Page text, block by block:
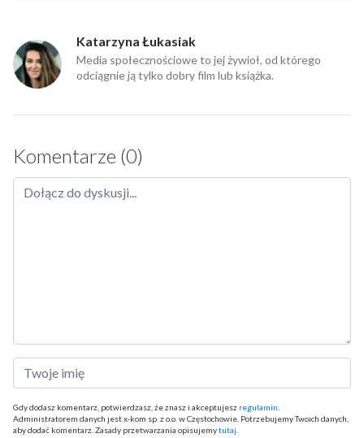
Katarzyna Łukasiak
Media społecznościowe to jej żywioł, od którego
odciągnie ją tylko dobry film lub książka.
Komentarze (0)
Gdy dodasz komentarz, potwierdzasz, że znasz i akceptujesz regulamin
Administratorem danych jest x-kom sp. z o.o. w Częstochowie. Potrzebujemy Twoich danych,
aby dodać komentarz. Zasady przetwarzania opisujemytutaj